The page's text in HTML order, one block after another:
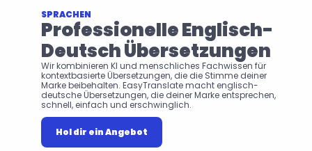
Produkt Ressourcen
SPRACHEN
Professionelle Englisch-
Deutsch Übersetzungen
Wir kombinieren KI und menschliches Fachwissen für
kontextbasierte Übersetzungen, die die Stimme deiner
Marke beibehalten. EasyTranslate macht englisch-
deutsche Übersetzungen, die deiner Marke entsprechen,
schnell, einfach und erschwinglich.
Hol dir ein Angebot